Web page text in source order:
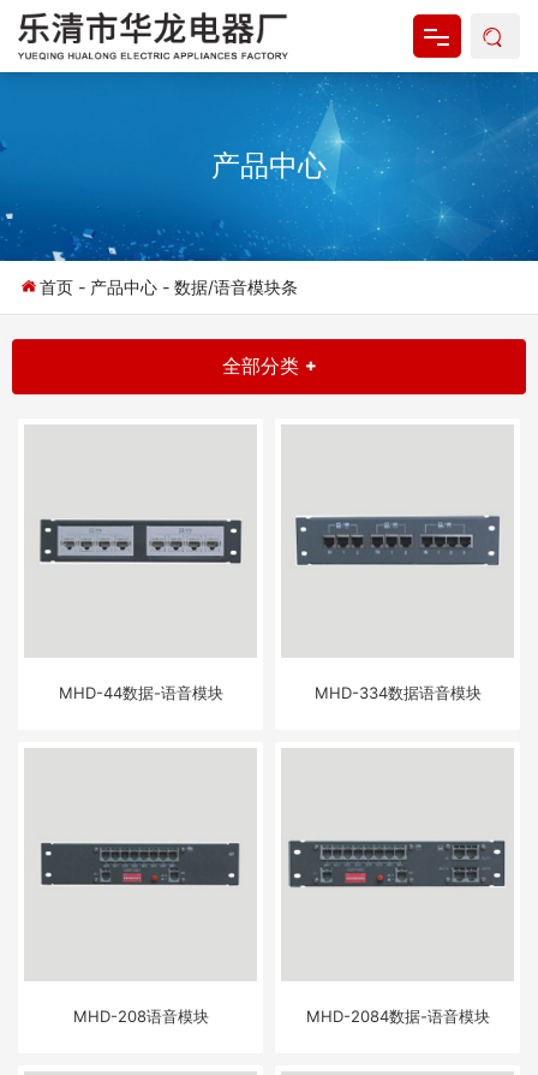
产品中心
新闻资讯
产品中心
首页 - 产品中心 - 数据/语音模块条
全部分类 +
MHD-44数据-语音模块 MHD-334数据语音模块
MHD-208语音模块 MHD-2084数据-语音模块